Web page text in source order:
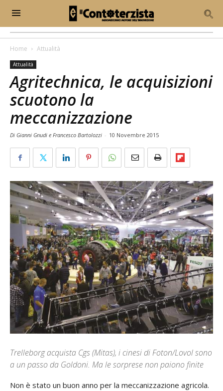
Home Attualità
Attualità
Agritechnica, le acquisizioni
scuotono la
meccanizzazione
Di Gianni Gnudi e Francesco Bartolozzi - 10 Novembre 2015
Trelleborg acquista Cgs (Mitas), i cinesi di Foton/Lovol sono
a un passo da Goldoni. Ma le sorprese non paiono finite
Non è stato un buon anno per la meccanizzazione agricola.